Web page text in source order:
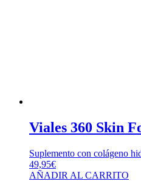
Viales 360 Skin
Suplemento con colágeno
49,95€
AÑADIR AL CARRITO